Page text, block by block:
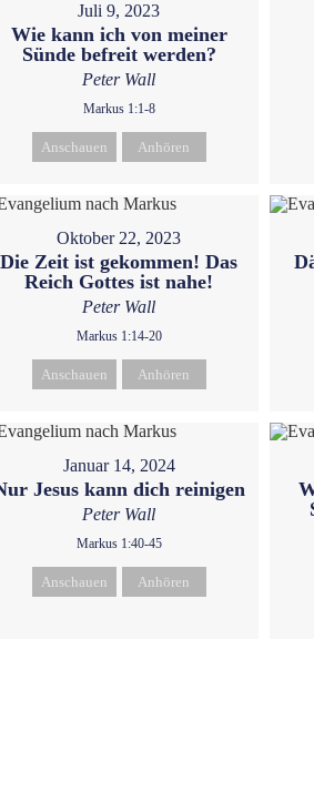
Juli 9, 2023
Wie kann ich von meiner
Sünde befreit werden?
Peter Wall
Markus 1:1-8
Anschauen Anhören
Oktober 22, 2023
Die Zeit ist gekommen! Das
Reich Gottes ist nahe!
Peter Wall
Markus 1:14-20
Anschauen Anhören
Januar 14, 2024
Jesus kann dich reinigen
Peter Wall
Markus 1:40-45
Anschauen Anhören